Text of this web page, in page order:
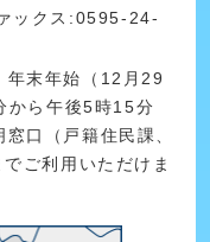
ックス:0595-24-
年末年始（12月29
から午後5時15分
口（戸籍住民課、
ご利用いただけま